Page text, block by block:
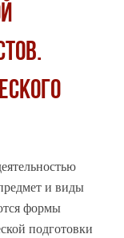
и виды
формы
подготовки